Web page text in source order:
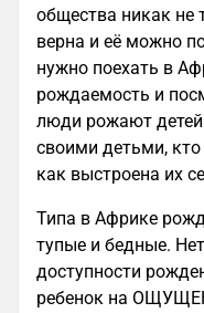
общества никак не
верна и её можно
нужно поехать в
рождаемость и
люди рожают детей
своими детьми,
как выстроена их
Типа в Африке
тупые и бедные.
доступности
ребенок на